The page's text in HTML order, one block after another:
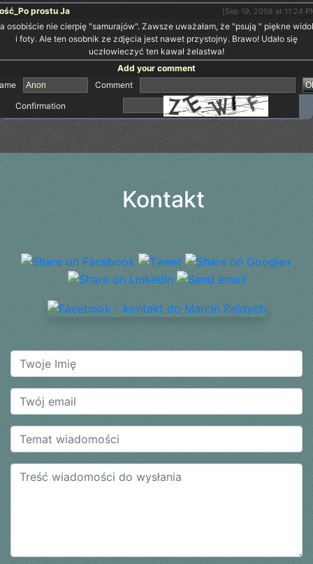
prostu Ja
[Sep 19, 2008 at 11:24
osobiście nie cierpię "samurajów". Zawsze uważałam, że "psują " piękne
i foty. Ale ten osobnik ze zdjęcia jest nawet przystojny. Brawo! Udało się
uczłowieczyć ten kawał żelastwa!
Add your comment
Comment
Confirmation
Kontakt